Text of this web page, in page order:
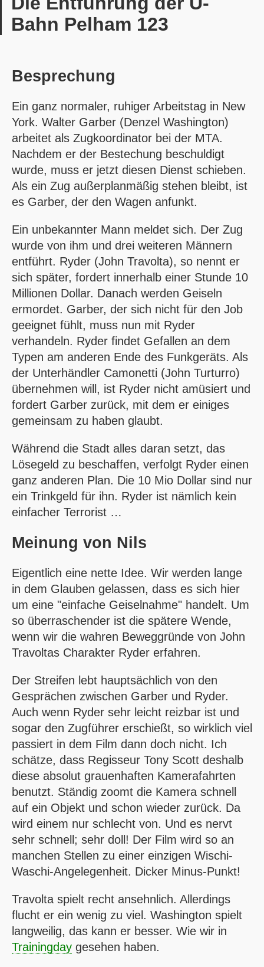
Bahn Pelham 123
Besprechung
Ein ganz normaler, ruhiger Arbeitstag in New
York. Walter Garber (Denzel Washington)
arbeitet als Zugkoordinator bei der MTA.
Nachdem er der Bestechung beschuldigt
wurde, muss er jetzt diesen Dienst schieben.
Als ein Zug außerplanmäßig stehen bleibt, ist
es Garber, der den Wagen anfunkt.
Ein unbekannter Mann meldet sich. Der Zug
wurde von ihm und drei weiteren Männern
entführt. Ryder (John Travolta), so nennt er
sich später, fordert innerhalb einer Stunde 10
Millionen Dollar. Danach werden Geiseln
ermordet. Garber, der sich nicht für den Job
geeignet fühlt, muss nun mit Ryder
verhandeln. Ryder findet Gefallen an dem
Typen am anderen Ende des Funkgeräts. Als
der Unterhändler Camonetti (John Turturro)
übernehmen will, ist Ryder nicht amüsiert und
fordert Garber zurück, mit dem er einiges
gemeinsam zu haben glaubt.
Während die Stadt alles daran setzt, das
Lösegeld zu beschaffen, verfolgt Ryder einen
ganz anderen Plan. Die 10 Mio Dollar sind nur
ein Trinkgeld für ihn. Ryder ist nämlich kein
einfacher Terrorist …
Meinung von Nils
Eigentlich eine nette Idee. Wir werden lange
in dem Glauben gelassen, dass es sich hier
um eine "einfache Geiselnahme" handelt. Um
so überraschender ist die spätere Wende,
wenn wir die wahren Beweggründe von John
Travoltas Charakter Ryder erfahren.
Der Streifen lebt hauptsächlich von den
Gesprächen zwischen Garber und Ryder.
Auch wenn Ryder sehr leicht reizbar ist und
sogar den Zugführer erschießt, so wirklich viel
passiert in dem Film dann doch nicht. Ich
schätze, dass Regisseur Tony Scott deshalb
diese absolut grauenhaften Kamerafahrten
benutzt. Ständig zoomt die Kamera schnell
auf ein Objekt und schon wieder zurück. Da
wird einem nur schlecht von. Und es nervt
sehr schnell; sehr doll! Der Film wird so an
manchen Stellen zu einer einzigen Wischi-
Waschi-Angelegenheit. Dicker Minus-Punkt!
Travolta spielt recht ansehnlich. Allerdings
flucht er ein wenig zu viel. Washington spielt
langweilig, das kann er besser. Wie wir in
Trainingday gesehen haben.